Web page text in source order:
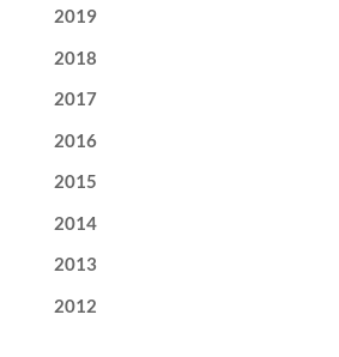
2019
2018
2017
2016
2015
2014
2013
2012